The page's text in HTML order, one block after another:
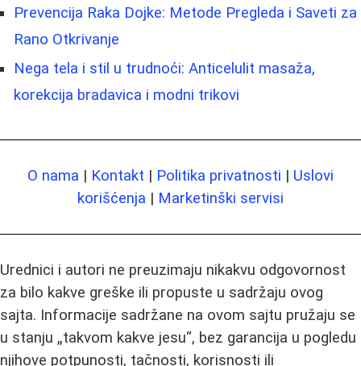
Prevencija Raka Dojke: Metode Pregleda i Saveti za
Rano Otkrivanje
Nega tela i stil u trudnoći: Anticelulit masaža,
korekcija bradavica i modni trikovi
O nama | Kontakt | Politika privatnosti | Uslovi
korišćenja | Marketinški servisi
Urednici i autori ne preuzimaju nikakvu odgovornost
za bilo kakve greške ili propuste u sadržaju ovog
sajta. Informacije sadržane na ovom sajtu pružaju se
u stanju „takvom kakve jesu“, bez garancija u pogledu
njihove potpunosti, tačnosti, korisnosti ili